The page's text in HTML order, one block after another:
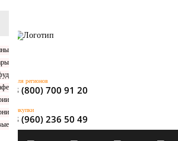
Для регионов
8 (800) 700 91 20
Закупки
8 (960) 236 50 49